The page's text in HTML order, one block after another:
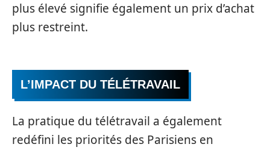
plus élevé signifie également un prix d’achat
plus restreint.
L’IMPACT DU TÉLÉTRAVAIL
La pratique du télétravail a également
redéfini les priorités des Parisiens en